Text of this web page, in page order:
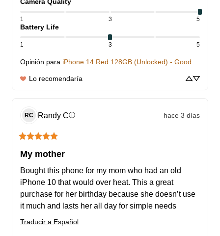
Camera Quality
1 3 5
Battery Life
1 3 5
Opinión para iPhone 14 Red 128GB (Unlocked) - Good
Lo recomendaría
RC Randy Cⓘ hace 3 días
My mother
Bought this phone for my mom who had an old
iPhone 10 that would over heat. This a great
purchase for her birthday because she doesn’t use
it much and lasts her all day for simple needs
Traducir a Español